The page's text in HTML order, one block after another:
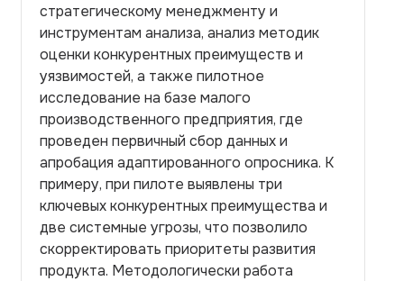
стратегическому менеджменту и
инструментам анализа, анализ методик
оценки конкурентных преимуществ и
уязвимостей, а также пилотное
исследование на базе малого
производственного предприятия, где
проведен первичный сбор данных и
апробация адаптированного опросника. К
примеру, при пилоте выявлены три
ключевых конкурентных преимущества и
две системные угрозы, что позволило
скорректировать приоритеты развития
продукта. Методологически работа